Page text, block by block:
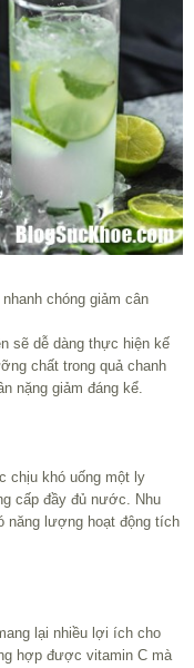
chóng giảm cân
sẽ dễ dàng thực hiện kế
chất trong quả chanh
nặng giảm đáng kể.
chịu khó uống một ly
cấp đầy đủ nước. Nhu
năng lượng hoạt động tích
lại nhiều lợi ích cho
hợp được vitamin C mà